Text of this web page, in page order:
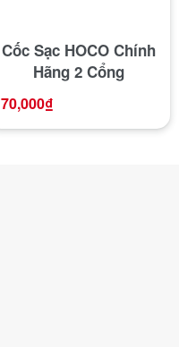
Cốc Sạc HOCO Chính
Hãng 2 Cổng
70,000₫